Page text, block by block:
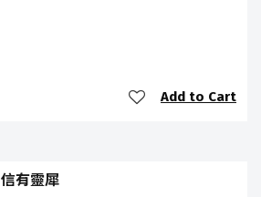
Add to Cart
信有靈犀